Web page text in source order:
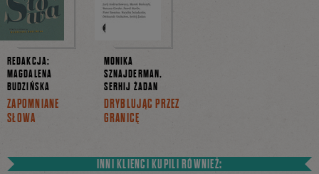
REDAKCJA:
MAGDALENA
BUDZIŃSKA
ZAPOMNIANE
SŁOWA
MONIKA
SZNAJDERMAN,
SERHIJ ŻADAN
DRYBLUJĄC PRZEZ
GRANICĘ
INNI KLIENCI KUPILI RÓWNIEŻ: